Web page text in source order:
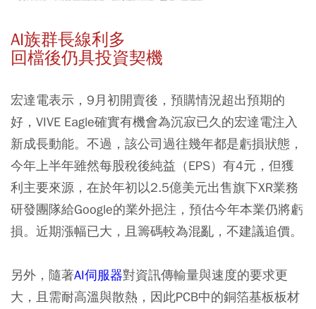
AI族群長線利多
回檔後仍具投資契機
宏達電表示，9月初開賣後，預購情況超出預期的
好，VIVE Eagle確實有機會為沉寂已久的宏達電注入
新成長動能。不過，該公司過往幾年都是虧損狀態，
今年上半年雖然每股稅後純益（EPS）有4元，但獲
利主要來源，在於年初以2.5億美元出售旗下XR業務
研發團隊給Google的業外挹注，預估今年本業仍將虧
損。近期漲幅已大，且籌碼較為混亂，不建議追價。
另外，隨著AI伺服器對資訊傳輸量與速度的要求更
大，且需耐高溫與散熱，因此PCB中的銅箔基板板材